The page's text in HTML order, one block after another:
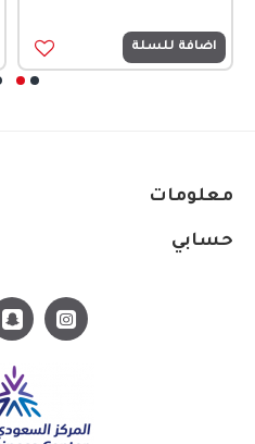
اضافة للسلة
معلومات
حسابي